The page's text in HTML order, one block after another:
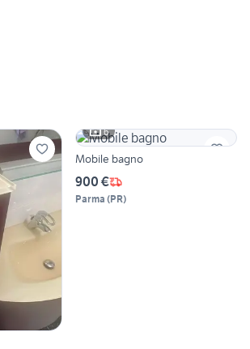
6
Mobile bagno
900 €
Parma (PR)